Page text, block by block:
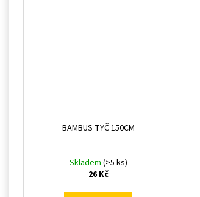
BAMBUS TYČ 150CM
Skladem (>5 ks)
26 Kč